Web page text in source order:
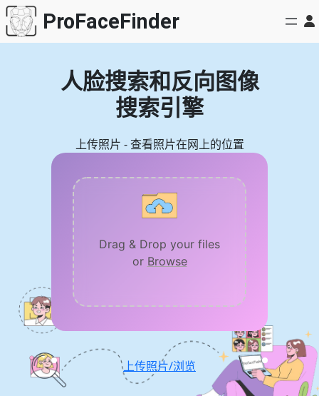
跳
至
内
ProFaceFinder
人脸搜索和反向图像
搜索引擎
上传照片 - 查看照片在网上的位置
Drag & Drop your files
or Browse
上传照片/浏览